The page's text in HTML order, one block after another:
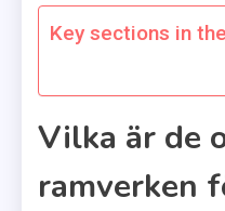
Key sections in
Vilka är de
ramverken